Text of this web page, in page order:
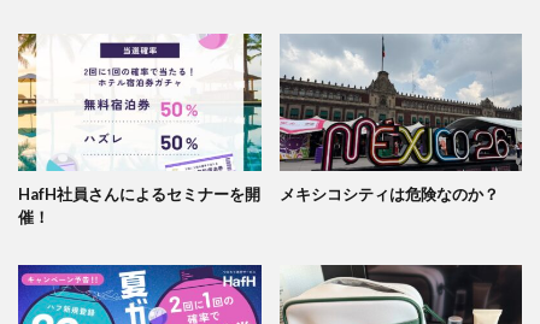
HafH社員さんによるセミナーを開
催！
メキシコシティは危険なのか？